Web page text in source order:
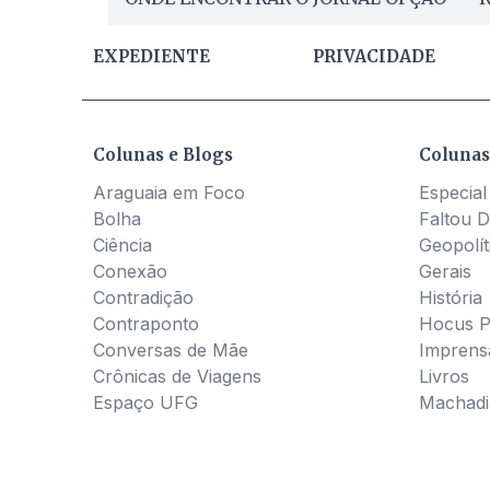
EXPEDIENTE PRIVACIDADE
Colunas e Blogs
Araguaia em Foco
Bolha
Ciência
Conexão
Contradição
Contraponto
Conversas de Mãe
Crônicas de Viagens
Espaço UFG
Faltou
Gerais
História
Hocus
Livros